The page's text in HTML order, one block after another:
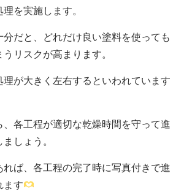
を実施します。
分だと、どれだけ良い塗料を使っても
リスクが高まります。
が大きく左右するといわれています
各工程が適切な乾燥時間を守って進
しょう。
ば、各工程の完了時に写真付きで進
ます